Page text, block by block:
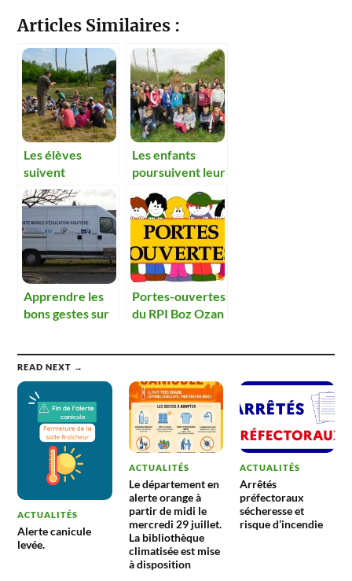
Articles Similaires :
Les élèves
suivent
l’évolution de
leurs plantations
Les enfants
poursuivent leur
projet
pédagogique
Apprendre les
bons gestes sur
Portes-ouvertes
du RPI Boz Ozan
READ NEXT →
ACTUALITÉS
Alerte canicule
levée.
ACTUALITÉS
Le département en
alerte orange à
partir de midi le
mercredi 29 juillet.
La bibliothèque
climatisée est mise
à disposition
ACTUALITÉS
Arrêtés
préfectoraux
sécheresse et
risque d’incendie